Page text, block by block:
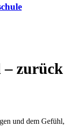
– zurück
und dem Gefühl,